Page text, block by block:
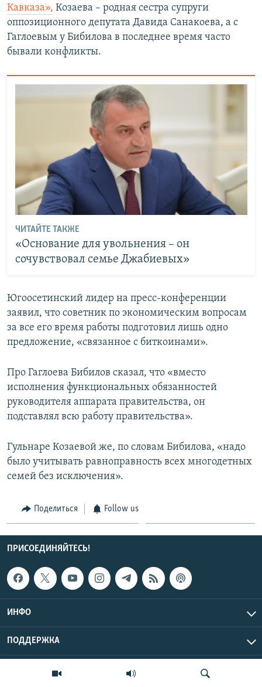
Кавказа», Козаева – родная сестра супруги
оппозиционного депутата Давида Санакоева, а с
Гаглоевым у Бибилова в последнее время часто
бывали конфликты.
ЧИТАЙТЕ ТАКЖЕ
«Основание для увольнения – он
сочувствовал семье Джабиевых»
Югоосетинский лидер на пресс-конференции
заявил, что советник по экономическим вопросам
за все его время работы подготовил лишь одно
предложение, «связанное с биткоинами».
Про Гаглоева Бибилов сказал, что «вместо
исполнения функциональных обязанностей
руководителя аппарата правительства, он
подставлял всю работу правительства».
Гульнаре Козаевой же, по словам Бибилова, «надо
было учитывать равноправность всех многодетных
семей без исключения».
Поделиться Follow us
ПРИСОЕДИНЯЙТЕСЬ!
ИНФО
ПОДДЕРЖКА
Эхо Кавказа © 2026 RFE/RL, Inc. | Все права защищены.